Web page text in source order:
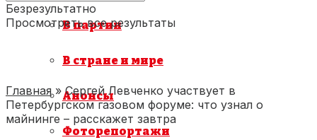
В партии
В стране и мире
Анонсы
Фоторепортажи
Безрезультатно
Просмотреть все результаты
Главная»Сергей Левченко участвует в
Петербургском газовом форуме: что узнал о
майнинге – расскажет завтра